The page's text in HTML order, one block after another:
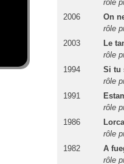
rôle
2006
On
rôle
2003
Le
rôle
1994
Si tu
rôle
1991
rôle
1986
rôle
1982
A
rôle